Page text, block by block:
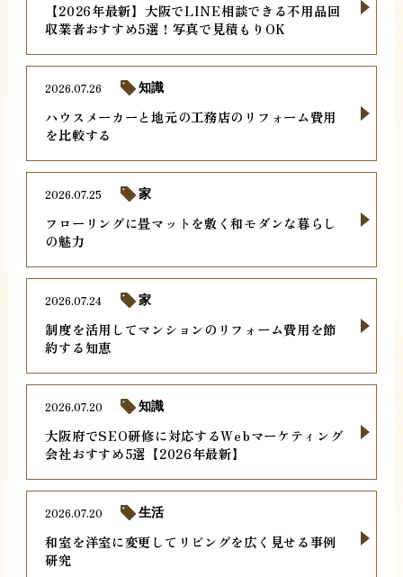
【2026年最新】大阪でLINE相談できる不用品回
収業者おすすめ5選！写真で見積もりOK
ハウスメーカーと地元の工務店のリフォーム費用
を比較する
2026.07.26 知識
フローリングに畳マットを敷く和モダンな暮らし
の魅力
2026.07.25 家
制度を活用してマンションのリフォーム費用を節
約する知恵
2026.07.24 家
大阪府でSEO研修に対応するWebマーケティング
会社おすすめ5選【2026年最新】
2026.07.20 知識
和室を洋室に変更してリビングを広く見せる事例
研究
2026.07.20 生活